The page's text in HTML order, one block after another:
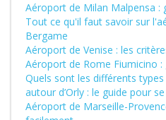
Aéroport de Milan Malpensa :
Tout ce qu'il faut savoir sur
Bergame
Aéroport de Venise : les
Aéroport de Rome Fiumicino
Quels sont les différents
autour d’Orly : le guide pour
Aéroport de Marseille-